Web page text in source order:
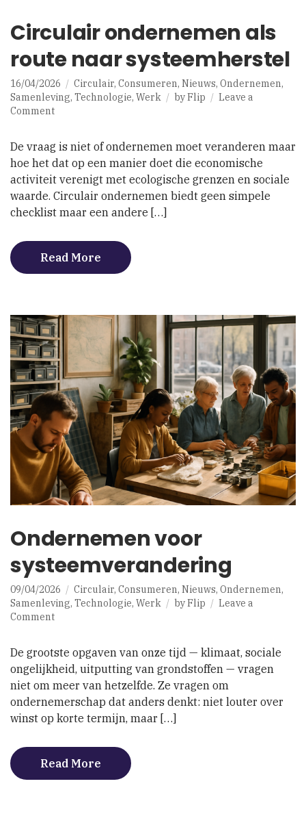
Circulair ondernemen als
route naar systeemherstel
16/04/2026 Circulair, Consumeren, Nieuws, Ondernemen,
Samenleving, Technologie, Werk byFlip
Leave a
Commenton
als
route
naar
systeemherstel
De vraag is niet of ondernemen moet veranderen maar
hoe het dat op een manier doet die economische
activiteit verenigt met ecologische grenzen en sociale
waarde. Circulair ondernemen biedt geen simpele
checklist maar een andere […]
Read More
Ondernemen voor
systeemverandering
09/04/2026 Circulair, Consumeren, Nieuws, Ondernemen,
Samenleving, Technologie, Werk byFlip
Leave a
Commenton
systeemverandering
De grootste opgaven van onze tijd — klimaat, sociale
ongelijkheid, uitputting van grondstoffen — vragen
niet om meer van hetzelfde. Ze vragen om
ondernemerschap dat anders denkt: niet louter over
winst op korte termijn, maar […]
Read More